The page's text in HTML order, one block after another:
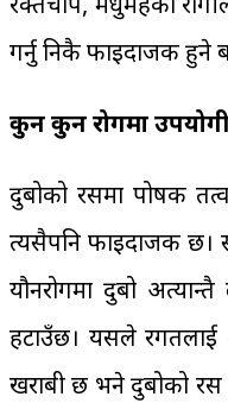
गर्नु निकै फाइदाजक हुने
कुन कुन रोगमा
दुबोको रसमा पोषक
त्यसैपनि फाइदाजक छ।
यौनरोगमा दुबो
हटाउँछ। यसले रगतलाई
खराबी छ भने दुबोको